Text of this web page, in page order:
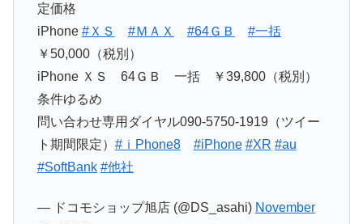
定価格
iPhone #ＸＳ #ＭＡＸ #64ＧＢ
#一括
￥50,000（税別）
iPhone ＸＳ 64ＧＢ 一括 ￥39,800（税別）
条件ゆるめ
問い合わせ専用ダイヤル090-5750-1919（ツイー
ト期間限定） #ｉPhone8 #iPhone #XR #au
#SoftBank #他社
— ドコモショップ旭店 (@DS_asahi) November